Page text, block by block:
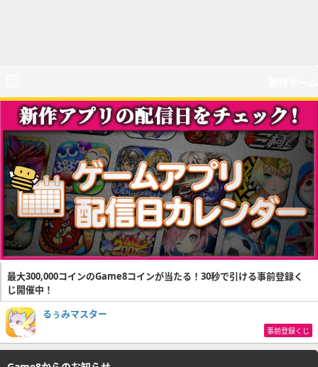
最大300,000コインのGame8コインが当たる！30秒で引ける事前登録く
じ開催中！
るぅみマスター
事前登録くじ